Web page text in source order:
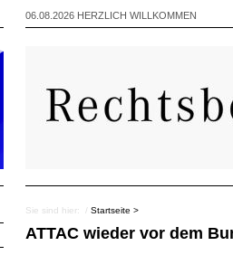
06.08.2026 HERZLICH WILLKOMMEN
Sie sind hier: / Startseite >
ATTAC wieder vor dem